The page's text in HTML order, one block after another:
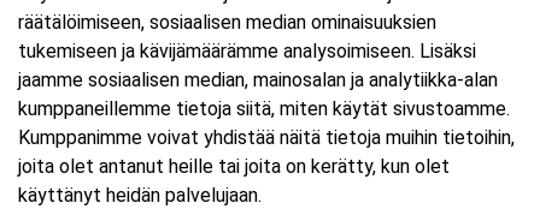
räätälöimiseen, sosiaalisen median ominaisuuksien
tukemiseen ja kävijämäärämme analysoimiseen. Lisäksi
jaamme sosiaalisen median, mainosalan ja analytiikka-alan
kumppaneillemme tietoja siitä, miten käytät sivustoamme.
Kumppanimme voivat yhdistää näitä tietoja muihin tietoihin,
joita olet antanut heille tai joita on kerätty, kun olet
käyttänyt heidän palvelujaan.